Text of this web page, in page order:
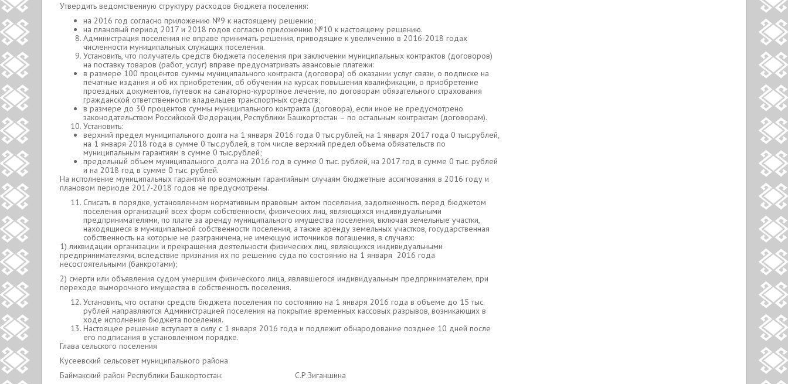
Утвердить ведомственную структуру расходов бюджета поселения:
на 2016 год согласно приложению №9 к настоящему решению;
на плановый период 2017 и 2018 годов согласно приложению №10 к настоящему решению.
Администрация поселения не вправе принимать решения, приводящие к увеличению в 2016-2018 годах
численности муниципальных служащих поселения.
Установить, что получатель средств бюджета поселения при заключении муниципальных контрактов (договоров)
на поставку товаров (работ, услуг) вправе предусматривать авансовые платежи:
в размере 100 процентов суммы муниципального контракта (договора) об оказании услуг связи, о подписке на
печатные издания и об их приобретении, об обучении на курсах повышения квалификации, о приобретение
проездных документов, путевок на санаторно-курортное лечение, по договорам обязательного страхования
гражданской ответственности владельцев транспортных средств;
в размере до 30 процентов суммы муниципального контракта (договора), если иное не предусмотрено
законодательством Российской Федерации, Республики Башкортостан – по остальным контрактам (договорам).
Установить:
верхний предел муниципального долга на 1 января 2016 года 0 тыс.рублей, на 1 января 2017 года 0 тыс.рублей,
на 1 января 2018 года в сумме 0 тыс.рублей, в том числе верхний предел объема обязательств по
муниципальным гарантиям в сумме 0 тыс.рублей;
предельный объем муниципального долга на 2016 год в сумме 0 тыс. рублей, на 2017 год в сумме 0 тыс. рублей
и на 2018 год в сумме 0 тыс. рублей.
На исполнение муниципальных гарантий по возможным гарантийным случаям бюджетные ассигнования в 2016 году и
плановом периоде 2017-2018 годов не предусмотрены.
Списать в порядке, установленном нормативным правовым актом поселения, задолженность перед бюджетом
поселения организаций всех форм собственности, физических лиц, являющихся индивидуальными
предпринимателями, по плате за аренду муниципального имущества поселения, включая земельные участки,
находящиеся в муниципальной собственности поселения, а также аренду земельных участков, государственная
собственность на которые не разграничена, не имеющую источников погашения, в случаях:
1) ликвидации организации и прекращения деятельности физических лиц, являющихся индивидуальными
предпринимателями, вследствие признания их по решению суда по состоянию на 1 января 2016 года
несостоятельными (банкротами);
2) смерти или объявления судом умершим физического лица, являвшегося индивидуальным предпринимателем, при
переходе выморочного имущества в собственность поселения.
Установить, что остатки средств бюджета поселения по состоянию на 1 января 2016 года в объеме до 15 тыс.
рублей направляются Администрацией поселения на покрытие временных кассовых разрывов, возникающих в
ходе исполнения бюджета поселения.
Настоящее решение вступает в силу с 1 января 2016 года и подлежит обнародование позднее 10 дней после
его подписания в установленном порядке.
Глава сельского поселения
Кусеевский сельсовет муниципального района
Баймакский район Республики Башкортостан: С.Р.Зиганшина